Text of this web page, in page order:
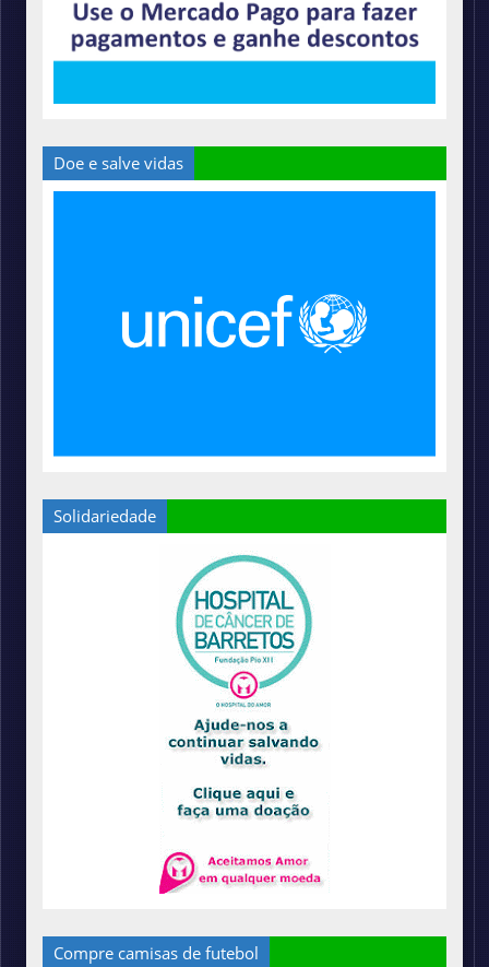
Doe e salve vidas
Solidariedade
Compre camisas de futebol